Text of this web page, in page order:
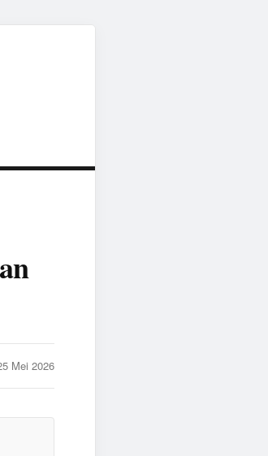
Mei 2026